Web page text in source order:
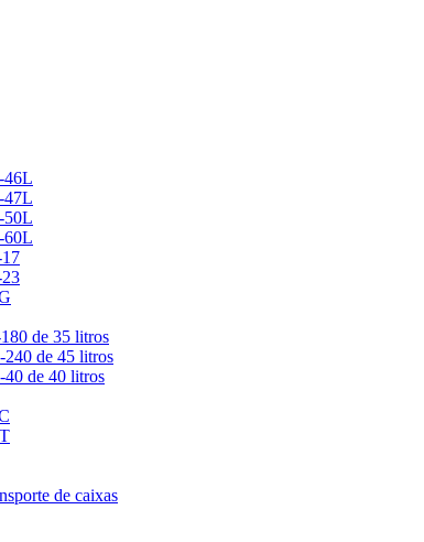
46L
47L
50L
60L
de 35 litros
de 45 litros
de 40 litros
de caixas